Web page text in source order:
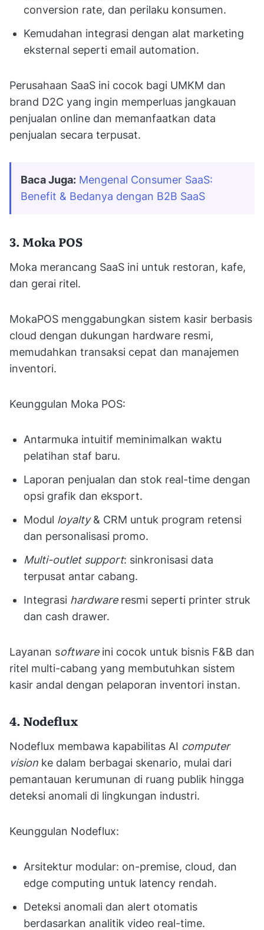
conversion rate, dan perilaku konsumen.
Kemudahan integrasi dengan alat marketing
eksternal seperti email automation.
Perusahaan SaaS ini cocok bagi UMKM dan
brand D2C yang ingin memperluas jangkauan
penjualan online dan memanfaatkan data
penjualan secara terpusat.
Baca Juga: Mengenal Consumer SaaS:
Benefit & Bedanya dengan B2B SaaS
3. Moka POS
Moka merancang SaaS ini untuk restoran, kafe,
dan gerai ritel.
MokaPOS menggabungkan sistem kasir berbasis
cloud dengan dukungan hardware resmi,
memudahkan transaksi cepat dan manajemen
inventori.
Keunggulan Moka POS:
Antarmuka intuitif meminimalkan waktu
pelatihan staf baru.
Laporan penjualan dan stok real-time dengan
opsi grafik dan eksport.
Modul loyalty& CRM untuk program retensi
dan personalisasi promo.
Multi-outlet support: sinkronisasi data
terpusat antar cabang.
Integrasi hardwareresmi seperti printer struk
dan cash drawer.
Layanan softwareini cocok untuk bisnis F&B dan
ritel multi-cabang yang membutuhkan sistem
kasir andal dengan pelaporan inventori instan.
4. Nodeflux
Nodeflux membawa kapabilitas AI computer
vision ke dalam berbagai skenario, mulai dari
pemantauan kerumunan di ruang publik hingga
deteksi anomali di lingkungan industri.
Keunggulan Nodeflux:
Arsitektur modular: on-premise, cloud, dan
edge computing untuk latency rendah.
Deteksi anomali dan alert otomatis
berdasarkan analitik video real-time.